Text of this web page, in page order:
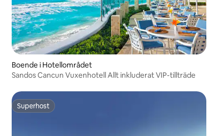
Boende i Hotellområdet
Sandos Cancun Vuxenhotell Allt inkluderat VIP-tillträde
Superhost
Superhost